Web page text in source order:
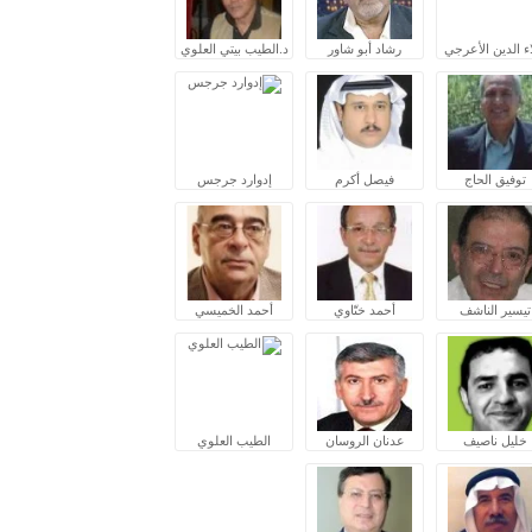
الدين الأعرجي رشاد أبو شاور د.الطيب بيتي العلوي
توفيق الحاج فيصل أكرم إدوارد جرجس
تيسير الناشف أحمد ختّاوي أحمد الخميسي
خليل ناصيف عدنان الروسان الطيب العلوي